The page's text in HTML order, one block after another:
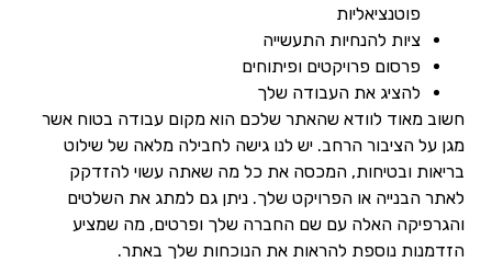
פוטנציאליות
ציות להנחיות התעשייה
פרסום פרויקטים ופיתוחים
להציג את העבודה שלך
חשוב מאוד לוודא שהאתר שלכם הוא מקום עבודה בטוח אשר
מגן על הציבור הרחב. יש לנו גישה לחבילה מלאה של שילוט
בריאות ובטיחות, המכסה את כל מה שאתה עשוי להזדקק
לאתר הבנייה או הפרויקט שלך. ניתן גם למתג את השלטים
והגרפיקה האלה עם שם החברה שלך ופרטים, מה שמציע
הזדמנות נוספת להראות את הנוכחות שלך באתר.